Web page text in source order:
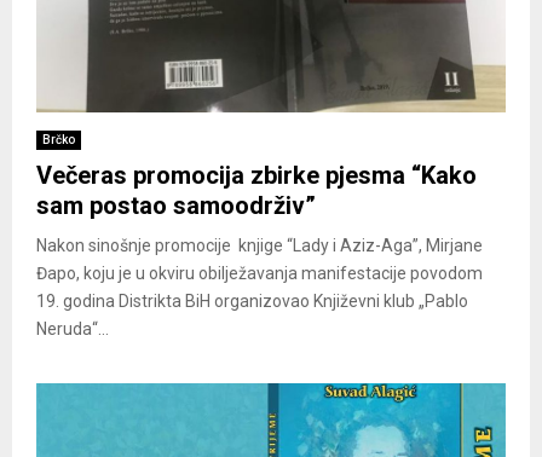
Brčko
Večeras promocija zbirke pjesma “Kako
sam postao samoodrživ”
Nakon sinošnje promocije knjige “Lady i Aziz-Aga”, Mirjane
Đapo, koju je u okviru obilježavanja manifestacije povodom
19. godina Distrikta BiH organizovao Književni klub „Pablo
Neruda“...